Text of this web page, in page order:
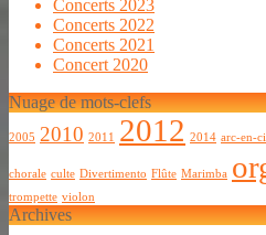
Concerts 2023
Concerts 2022
Concerts 2021
Concert 2020
Nuage de mots-clefs
2005 2010 2011 2012 2014 arc-en-
chorale culte Divertimento Flûte Marimba
trompette violon
Archives